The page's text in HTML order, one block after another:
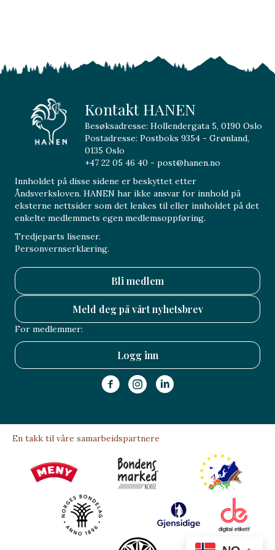
Kontakt HANEN
Besøksadresse: Hollendergata 5, 0190 Oslo
Postadresse: Postboks 9354 - Grønland,
0135 Oslo
+47 22 05 46 40 - post@hanen.no
Innholdet på disse sidene er beskyttet etter
Åndsverksloven. HANEN har ikke ansvar for innhold på
eksterne nettsider som det lenkes til eller innholdet på det
enkelte medlemmets egen medlemsoppføring.
Tredjeparts lisenser.
Personvernserklæring.
Bli medlem
Meld deg på vårt nyhetsbrev
For medlemmer:
Logg inn
En takk til våre samarbeidspartnere